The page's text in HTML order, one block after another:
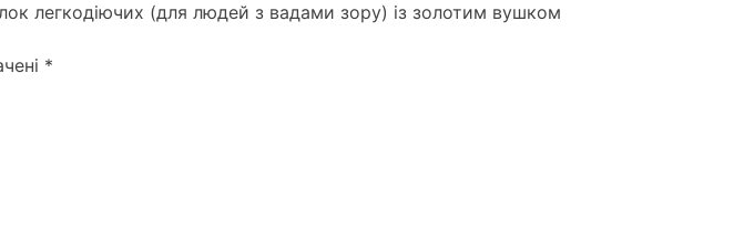
легкодіючих (для людей з вадами зору) із золотим вушком
*